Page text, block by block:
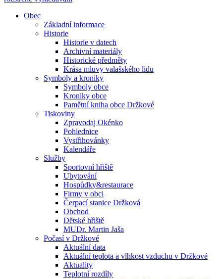
Obec
Základní informace
Historie
Historie v datech
Archivní materiály
Historické předměty
Krása mluvy valašského lidu
Symboly a kroniky
Symboly obce
Kroniky obce
Pamětní kniha obce Držkové
Tiskoviny
Zpravodaj Okénko
Pohlednice
Vystřihovánky
Kalendáře
Služby
Sportovní hřiště
Ubytování
Hospůdky&restaurace
Firmy v obci
Čerpací stanice Držková
Obchod
Dětské hřiště
MUDr. Martin Jaša
Počasí v Držkové
Aktuální data
Aktuální teplota a vlhkost vzduchu v Držkové
Aktuality
Teplotní rozdíly